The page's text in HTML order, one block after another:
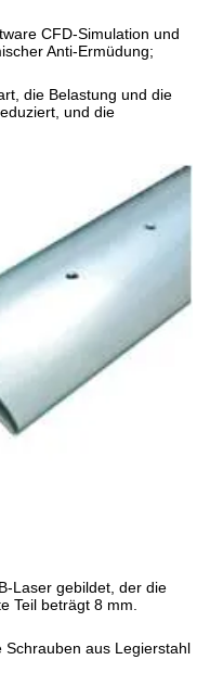
CFD-Simulation und
Anti-Ermüdung;
die Belastung und die
und die
Laser gebildet, der die
Teil beträgt 8 mm.
aus Legierstahl